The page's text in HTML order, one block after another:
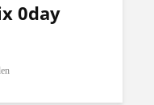
0day